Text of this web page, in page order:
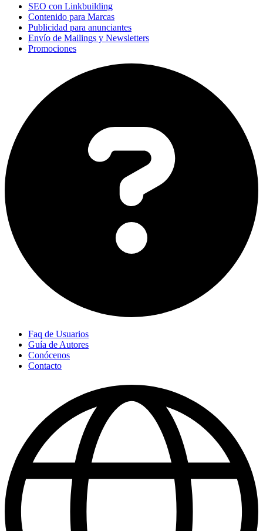
SEO con Linkbuilding
Contenido para Marcas
Publicidad para anunciantes
Envío de Mailings y Newsletters
Promociones
Faq de Usuarios
Guía de Autores
Conócenos
Contacto